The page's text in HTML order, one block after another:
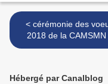
< cérémonie des voeux
2018 de la CAMSMN
Sartilly - vidéo
Hébergé par Canalblog